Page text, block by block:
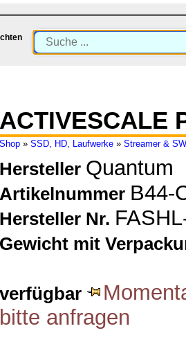
ACTIVESCALE
Shop » SSD, HD, Laufwerke » Streamer & SW
Hersteller Quantum
Artikelnummer B44-
Hersteller Nr.
Gewicht mit
verfügbar
bitte anfragen